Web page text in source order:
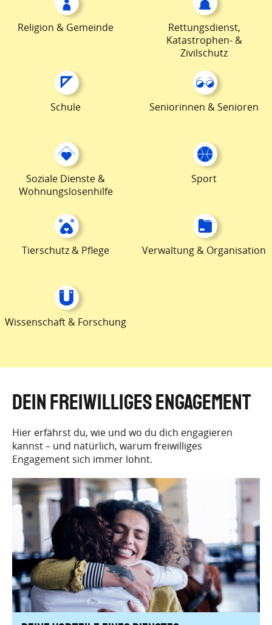
Religion & Gemeinde
Rettungsdienst,
Katastrophen- &
Zivilschutz
Schule Seniorinnen & Senioren
Soziale Dienste &
Wohnungslosenhilfe
Sport
Tierschutz & Pflege Verwaltung & Organisation
Wissenschaft & Forschung
Dein Freiwilliges Engagement
Hier erfährst du, wie und wo du dich engagieren
kannst – und natürlich, warum freiwilliges
Engagement sich immer lohnt.